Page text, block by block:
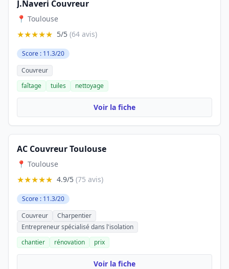
J.Naveri Couvreur
📍 Toulouse
★★★★★ 5/5 (64 avis)
Score : 11.3/20
Couvreur
faîtage
tuiles nettoyage
Voir la fiche
AC Couvreur Toulouse
📍 Toulouse
★★★★★ 4.9/5 (75 avis)
Score : 11.3/20
Couvreur
Charpentier
Entrepreneur spécialisé dans l'isolation
chantier
rénovation prix
Voir la fiche